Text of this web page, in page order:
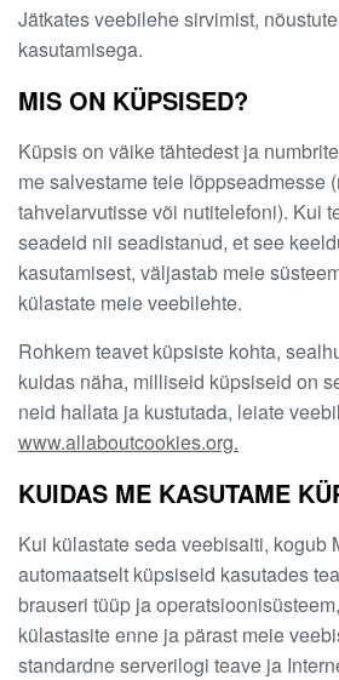
Jätkates veebilehe sirvimist,
kasutamisega.
MIS ON KÜPSISED?
Küpsis on väike tähtedest ja
me salvestame teie lõppseadmesse
tahvelarvutisse või nutitelefoni). Kui
seadeid nii seadistanud, et see
kasutamisest, väljastab meie
külastate meie veebilehte.
Rohkem teavet küpsiste kohta,
kuidas näha, milliseid küpsiseid on
neid hallata ja kustutada, leiate
www.allaboutcookies.org.
KUIDAS ME KASUTAME
Kui külastate seda veebisaiti, kogub
automaatselt küpsiseid kasutades
brauseri tüüp ja
külastasite enne ja pärast meie
standardne serverilogi teave ja